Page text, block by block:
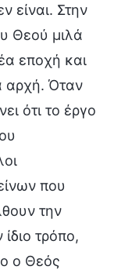
είναι. Στην
Θεού μιλά
εποχή και
αρχή. Όταν
ότι το έργο
που
την
τρόπο,
ο Θεός